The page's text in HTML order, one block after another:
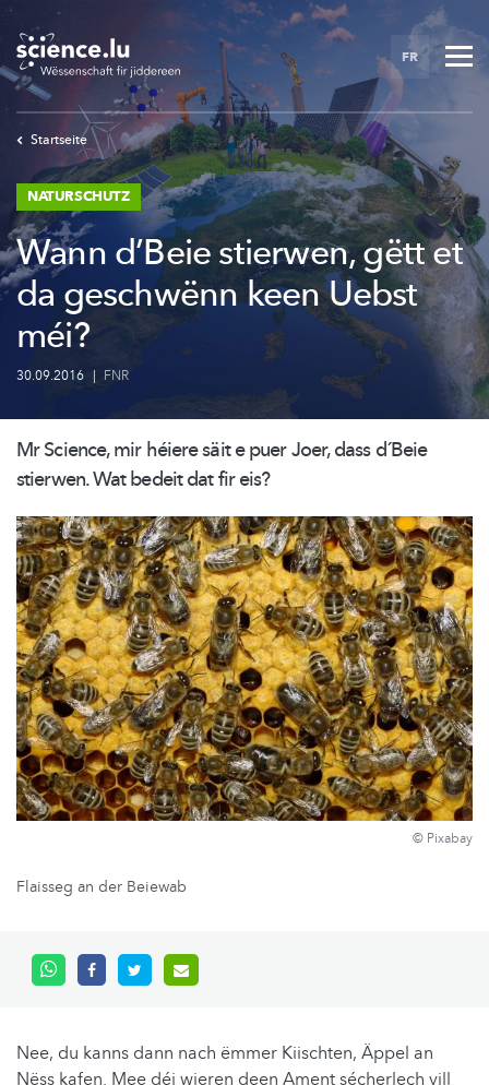
Skip
main
content
FR
Startseite
NATURSCHUTZ
Wann d’Beie stierwen, gëtt et
da geschwënn keen Uebst
méi?
30.09.2016 | FNR
Mr Science, mir héiere säit e puer Joer, dass d´Beie
stierwen. Wat bedeit dat fir eis?
© Pixabay
Flaisseg an der Beiewab
Nee, du kanns dann nach ëmmer Kiischten, Äppel an
Nëss kafen. Mee déi wieren deen Ament sécherlech vill